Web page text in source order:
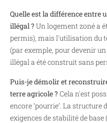
Quelle est la différence entre
illégal ? Un logement zoné a
permis), mais l'utilisation du
(par exemple, pour devenir
illégal a été construit sans
Puis-je démolir et
terre agricole ? Cela n'est
encore ‘pourrie’. La
exigences de stabilité de